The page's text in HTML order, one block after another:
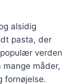
alsidig
pasta, der
verden
mange måder,
fornøjelse.